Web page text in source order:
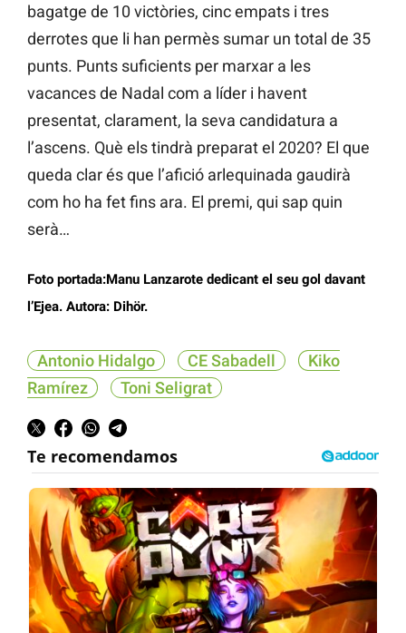
bagatge de 10 victòries, cinc empats i tres
derrotes que li han permès sumar un total de 35
punts. Punts suficients per marxar a les
vacances de Nadal com a líder i havent
presentat, clarament, la seva candidatura a
l’ascens. Què els tindrà preparat el 2020? El que
queda clar és que l’afició arlequinada gaudirà
com ho ha fet fins ara. El premi, qui sap quin
serà…
Foto portada:Manu Lanzarote dedicant el seu gol davant
l’Ejea. Autora: Dihör.
Antonio Hidalgo CE Sabadell
Kiko
Ramírez
Toni Seligrat